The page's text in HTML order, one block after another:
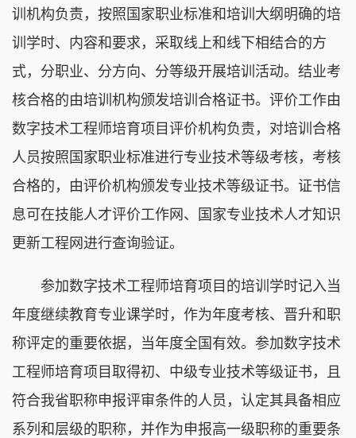
训机构负责，按照国家职业标准和培训大纲明确的培
训学时、内容和要求，采取线上和线下相结合的方
式，分职业、分方向、分等级开展培训活动。结业考
核合格的由培训机构颁发培训合格证书。评价工作由
数字技术工程师培育项目评价机构负责，对培训合格
人员按照国家职业标准进行专业技术等级考核，考核
合格的，由评价机构颁发专业技术等级证书。证书信
息可在技能人才评价工作网、国家专业技术人才知识
更新工程网进行查询验证。
参加数字技术工程师培育项目的培训学时记入当
年度继续教育专业课学时，作为年度考核、晋升和职
称评定的重要依据，当年度全国有效。参加数字技术
工程师培育项目取得初、中级专业技术等级证书，且
符合我省职称申报评审条件的人员，认定其具备相应
系列和层级的职称，并作为申报高一级职称的重要条